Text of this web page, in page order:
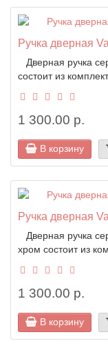
Ручка дверная
Дверная ручка
состоит из
1 300.00 р.
В корзину
Ручка дверная
Дверная ручка
хром состоит из
1 300.00 р.
В корзину